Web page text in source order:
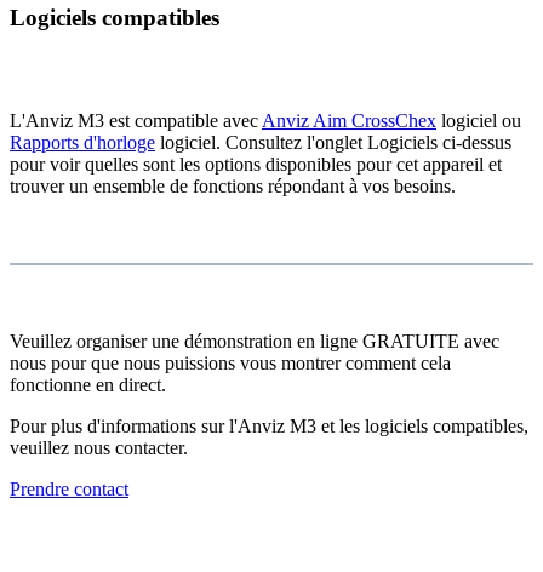
Logiciels compatibles
L'Anviz M3 est compatible avec Anviz Aim CrossChex logiciel ou
Rapports d'horloge logiciel. Consultez l'onglet Logiciels ci-dessus
pour voir quelles sont les options disponibles pour cet appareil et
trouver un ensemble de fonctions répondant à vos besoins.
Veuillez organiser une démonstration en ligne GRATUITE avec
nous pour que nous puissions vous montrer comment cela
fonctionne en direct.
Pour plus d'informations sur l'Anviz M3 et les logiciels compatibles,
veuillez nous contacter.
Prendre contact